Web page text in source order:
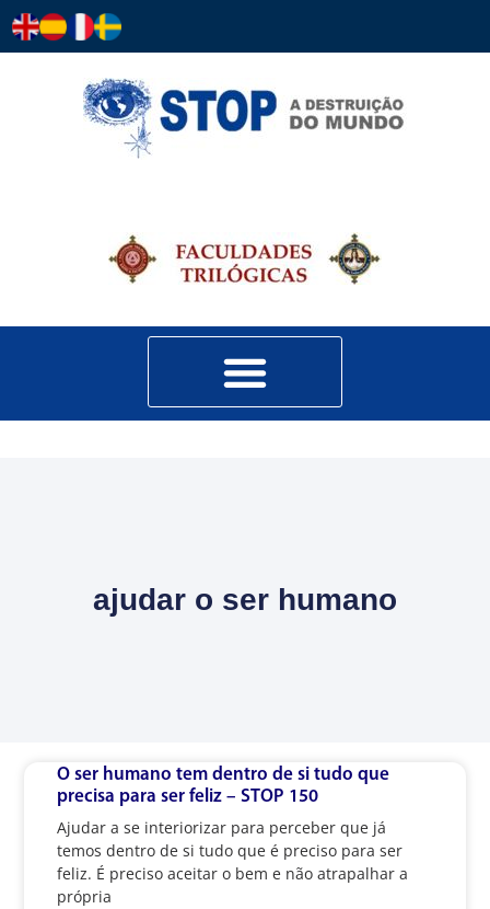
ajudar o ser humano
O ser humano tem dentro de si tudo que
precisa para ser feliz – STOP 150
Ajudar a se interiorizar para perceber que já
temos dentro de si tudo que é preciso para ser
feliz. É preciso aceitar o bem e não atrapalhar a
própria